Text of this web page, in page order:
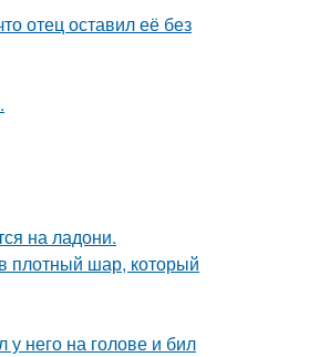
отец оставил её без
на ладони.
плотный шар, который
у него на голове и бил